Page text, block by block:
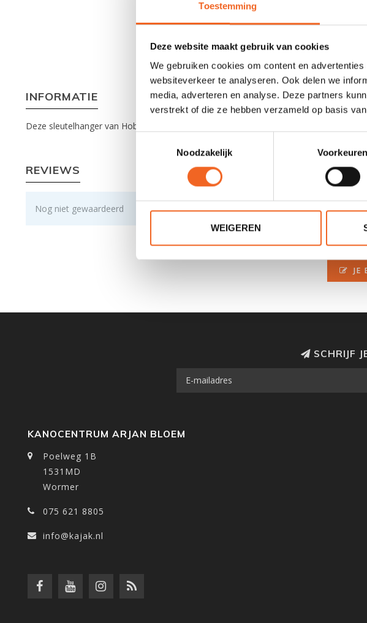
Toestemming
Deze website maakt gebruik van cookies
We gebruiken cookies om content en
websiteverkeer te analyseren. Ook delen we
media, adverteren en analyse. Deze partners
verstrekt of die ze hebben verzameld op basis
Noodzakelijk
Voorkeuren
WEIGEREN
INFORMATIE
Deze sleutelhanger van Hobkey heeft de vorm van een SUP en is verkrijgbaar in twee
REVIEWS
Nog niet gewaardeerd
0
JE
SCHRIJF
KANOCENTRUM ARJAN BLOEM
Poelweg 1B
1531MD
Wormer
075 621 8805
info@kajak.nl